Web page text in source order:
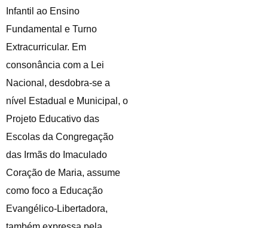
Infantil ao Ensino
Fundamental e Turno
Extracurricular. Em
consonância com a Lei
Nacional, desdobra-se a
nível Estadual e Municipal, o
Projeto Educativo das
Escolas da Congregação
das Irmãs do Imaculado
Coração de Maria, assume
como foco a Educação
Evangélico-Libertadora,